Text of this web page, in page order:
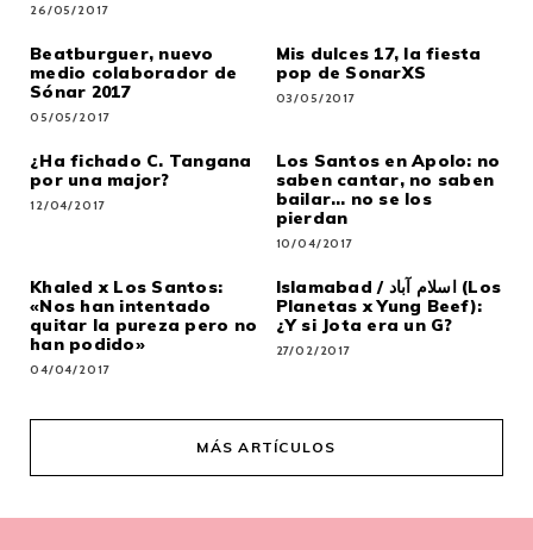
26/05/2017
Beatburguer, nuevo
medio colaborador de
Sónar 2017
05/05/2017
Mis dulces 17, la fiesta
pop de SonarXS
03/05/2017
¿Ha fichado C. Tangana
por una major?
12/04/2017
Los Santos en Apolo: no
saben cantar, no saben
bailar… no se los
pierdan
10/04/2017
Khaled x Los Santos:
«Nos han intentado
quitar la pureza pero no
han podido»
04/04/2017
Islamabad / اسلام آباد (Los
Planetas x Yung Beef):
¿Y si Jota era un G?
27/02/2017
MÁS ARTÍCULOS